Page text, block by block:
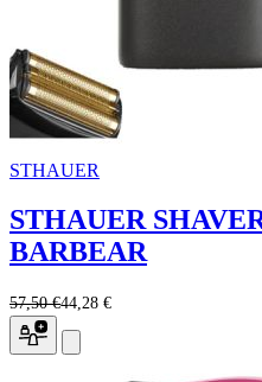
STHAUER
STHAUER
BARBEAR
57,50 €44,28 €